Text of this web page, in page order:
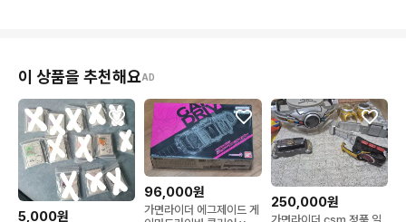
이 상품을 추천해요AD
5,000원
96,000원
가면라이더 에그제이드 게
250,000원